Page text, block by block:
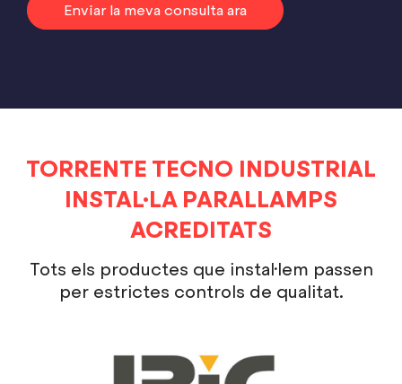
Enviar la meva consulta ara
TORRENTE TECNO INDUSTRIAL
INSTAL·LA PARALLAMPS
ACREDITATS
Tots els productes que instal·lem passen
per estrictes controls de qualitat.